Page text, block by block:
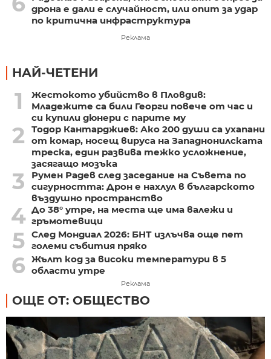
дрона е дали е случайност, или опит за удар
по критична инфраструктура
Реклама
НАЙ-ЧЕТЕНИ
1
Жестокото убийство в Пловдив:
Младежите са били Георги повече от час и
си купили дюнери с парите му
2
Тодор Кантарджиев: Ако 200 души са ухапани
от комар, носещ вируса на Западнонилската
треска, един развива тежко усложнение,
засягащо мозъка
3
Румен Радев след заседание на Съвета по
сигурността: Дрон е нахлул в българското
въздушно пространство
4 До 38° утре, на места ще има валежи и
гръмотевици
5 След Мондиал 2026: БНТ излъчва още пет
големи събития пряко
6 Жълт код за високи температури в 5
области утре
Реклама
ОЩЕ ОТ: ОБЩЕСТВО